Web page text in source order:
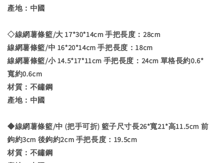
產地：中國
◇線網薯條籃/大 17*30*14cm 手把長度：28cm
線網薯條籃/中 16*20*14cm 手把長度：18cm
線網薯條籃/小 14.5*17*11cm 手把長度：24cm 單格長約0.6*
寬約0.6cm
材質：不鏽鋼
產地：中國
◆線網薯條籃/中 (把手可折) 籃子尺寸長26*寬21*高11.5cm 前
鉤約3cm 後鉤約2cm 手把長度：19.5cm
材質：不鏽鋼